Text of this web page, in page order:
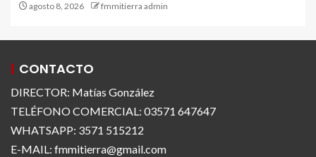
agosto 8, 2026 fmmitierra admin
CONTACTO
DIRECTOR: Matías González
TELÉFONO COMERCIAL: 03571 647647
WHATSAPP: 3571 515212
E-MAIL: fmmitierra@gmail.com